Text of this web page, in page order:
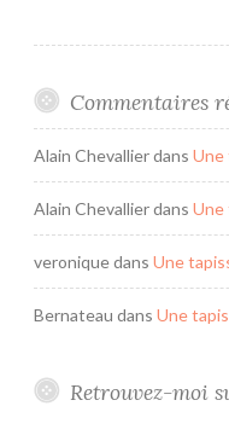
Commentaires
Alain Chevallierdans Une
Alain Chevallierdans Une
veroniquedans Une
Bernateau dans Une
Retrouvez-moi